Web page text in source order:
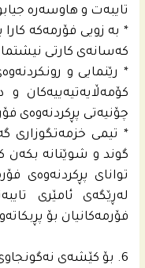
تایبەت و هاوسەرە
* بە زویی فۆرمەکە کارا
کەسانەی کارتی
* رێنمایی و
كۆمه‌ڵایه‌تیه‌ییه‌كان و
چۆنیەتی پڕکردنەوەی
* تیمی خزمەتگوزاری
گوند و شوێنانە بکەن کە
توانای پڕکردنەوەی
لەڕێگەی ئامێری
فۆرمەکانیان بۆ
6. بۆ کێشەی نەگونجاوی دوکانەکانی دابەشکردنی خۆراک: